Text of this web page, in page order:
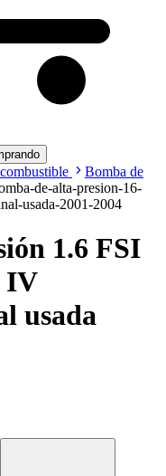
Bomba de
de-alta-presion-16-
usada-2001-2004
1.6 FSI
IV
usada